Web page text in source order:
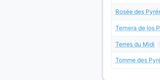
Rosée des
Ternera de los
Terres du Midi
Tomme des